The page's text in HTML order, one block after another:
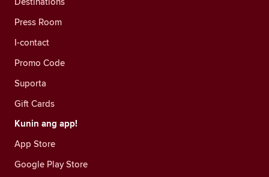
Press Room
I-contact
Promo Code
Suporta
Gift Cards
Kunin ang app!
App Store
Google Play Store